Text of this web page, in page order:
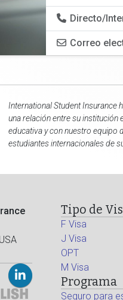
Directo/
Correo
International Student
una relación entre su
educativa y con nuestro equipo
estudiantes internacionales de
Tipo de
F Visa
J Visa
OPT
M Visa
Programa
Seguro para